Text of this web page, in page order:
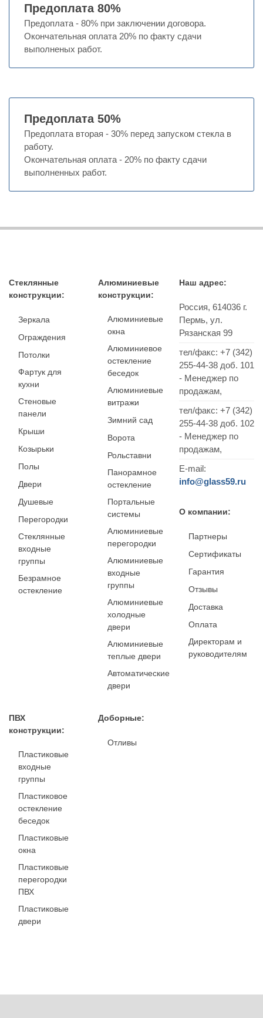
Предоплата 80%
Предоплата - 80% при заключении договора.
Окончательная оплата 20% по факту сдачи
выполненых работ.
Предоплата 50%
Предоплата вторая - 30% перед запуском стекла в
работу.
Окончательная оплата - 20% по факту сдачи
выполненных работ.
Стеклянные
конструкции:
Зеркала
Ограждения
Потолки
Фартук для
кухни
Стеновые
панели
Крыши
Козырьки
Полы
Двери
Душевые
Перегородки
Стеклянные
входные
группы
Безрамное
остекление
Алюминиевые
конструкции:
Алюминиевые
окна
Алюминиевое
остекление
беседок
Алюминиевые
витражи
Зимний сад
Ворота
Рольставни
Панорамное
остекление
Портальные
системы
Алюминиевые
перегородки
Алюминиевые
входные
группы
Алюминиевые
холодные
двери
Алюминиевые
теплые двери
Автоматические
двери
ПВХ
конструкции:
Пластиковые
входные
группы
Пластиковое
остекление
беседок
Пластиковые
окна
Пластиковые
перегородки
ПВХ
Пластиковые
двери
Доборные:
Отливы
Наш адрес:
Россия, 614036г.
Пермь, ул.
Рязанская 99
тел/факс: +7 (342)
255-44-38доб. 101
- Менеджер по
продажам,
тел/факс: +7 (342)
255-44-38 доб. 102
- Менеджер по
продажам,
E-mail:
info@glass59.ru
О компании:
Партнеры
Сертификаты
Гарантия
Отзывы
Доставка
Оплата
Директорам и
руководителям